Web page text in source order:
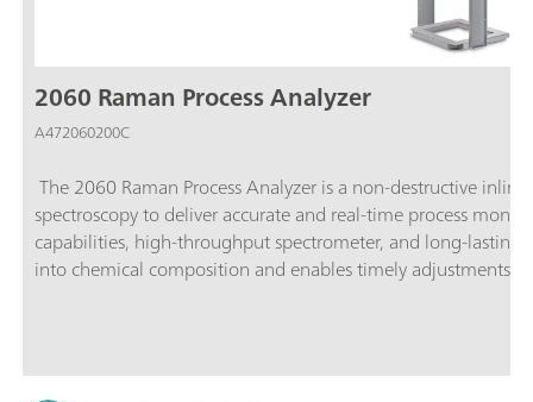
2060 Raman Process Analyzer
A472060200C
The 2060 Raman Process Analyzer is a non-destructive
spectroscopy to deliver accurate and real-time process
capabilities, high-throughput spectrometer, and long-lasting
into chemical composition and enables timely adjustments